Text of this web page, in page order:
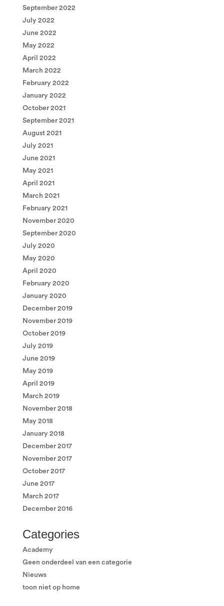
September 2022
July 2022
June 2022
May 2022
April 2022
March 2022
February 2022
January 2022
October 2021
September 2021
August 2021
July 2021
June 2021
May 2021
April 2021
March 2021
February 2021
November 2020
September 2020
July 2020
May 2020
April 2020
February 2020
January 2020
December 2019
November 2019
October 2019
July 2019
June 2019
May 2019
April 2019
March 2019
November 2018
May 2018
January 2018
December 2017
November 2017
October 2017
June 2017
March 2017
December 2016
Categories
Academy
Geen onderdeel van een categorie
Nieuws
toon niet op home